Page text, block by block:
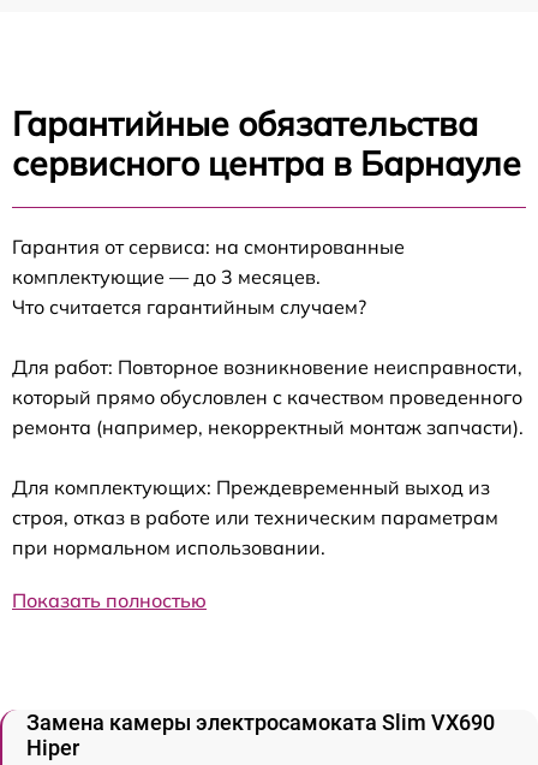
Гарантийные обязательства
сервисного центра в Барнауле
Гарантия от сервиса: на смонтированные
комплектующие — до 3 месяцев.
Что считается гарантийным случаем?
Для работ: Повторное возникновение неисправности,
который прямо обусловлен с качеством проведенного
ремонта (например, некорректный монтаж запчасти).
Для комплектующих: Преждевременный выход из
строя, отказ в работе или техническим параметрам
при нормальном использовании.
Показать полностью
Замена камеры электросамоката Slim VX690
Hiper